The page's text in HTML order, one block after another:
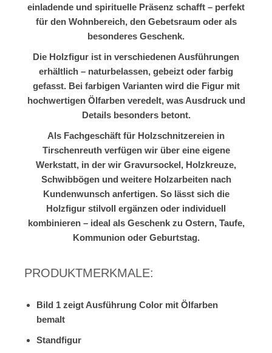
einladende und spirituelle Präsenz schafft – perfekt
für den Wohnbereich, den Gebetsraum oder als
besonderes Geschenk.
Die Holzfigur ist in verschiedenen Ausführungen
erhältlich – naturbelassen, gebeizt oder farbig
gefasst. Bei farbigen Varianten wird die Figur mit
hochwertigen Ölfarben veredelt, was Ausdruck und
Details besonders betont.
Als Fachgeschäft für Holzschnitzereien in
Tirschenreuth verfügen wir über eine eigene
Werkstatt, in der wir Gravursockel, Holzkreuze,
Schwibbögen und weitere Holzarbeiten nach
Kundenwunsch anfertigen. So lässt sich die
Holzfigur stilvoll ergänzen oder individuell
kombinieren – ideal als Geschenk zu Ostern, Taufe,
Kommunion oder Geburtstag.
PRODUKTMERKMALE:
Bild 1 zeigt Ausführung Color mit Ölfarben
bemalt
Standfigur